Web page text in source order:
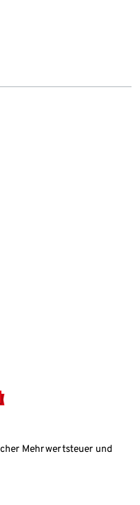
Mehrwertsteuer und